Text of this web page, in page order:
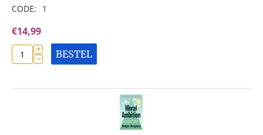
CODE:
1
€14,99
+
− BESTEL